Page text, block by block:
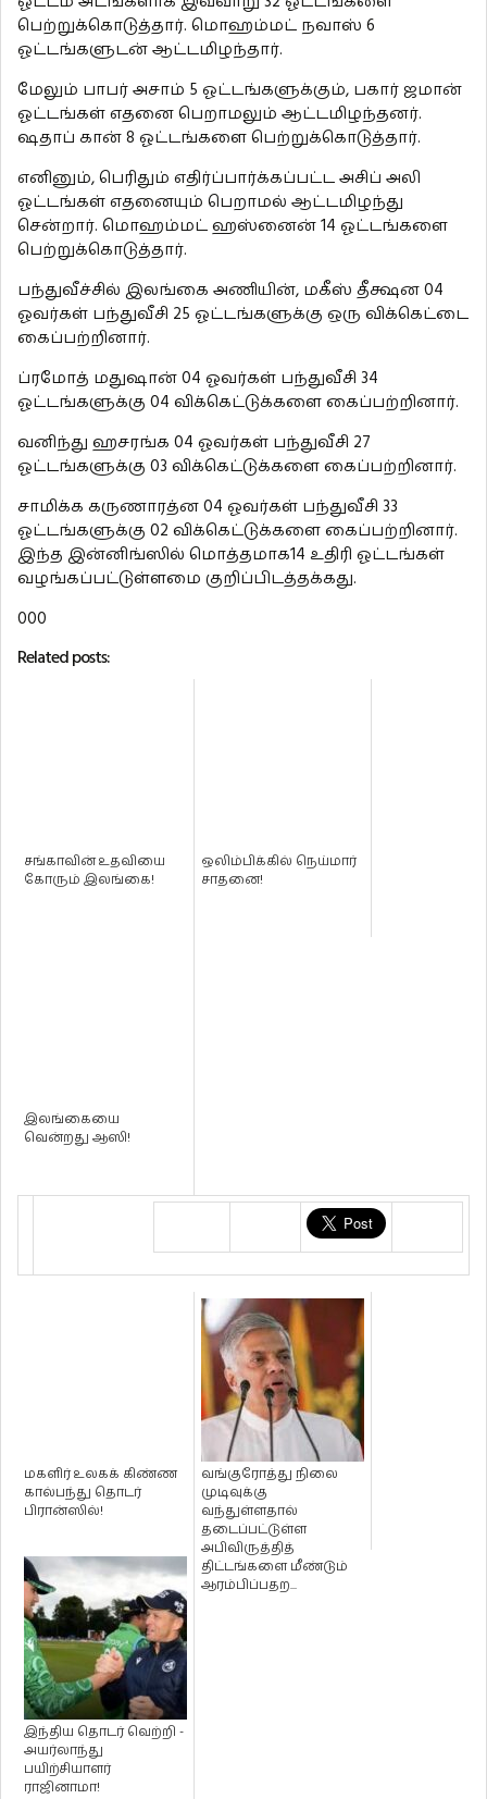
பெற்றுக்கொடுத்தார். மொஹம்மட் நவாஸ் 6
ஓட்டங்களுடன் ஆட்டமிழந்தார்.
மேலும் பாபர் அசாம் 5 ஓட்டங்களுக்கும், பகார் ஜமான்
ஓட்டங்கள் எதனை பெறாமலும் ஆட்டமிழந்தனர்.
ஷதாப் கான் 8 ஓட்டங்களை பெற்றுக்கொடுத்தார்.
எனினும், பெரிதும் எதிர்ப்பார்க்கப்பட்ட அசிப் அலி
ஓட்டங்கள் எதனையும் பெறாமல் ஆட்டமிழந்து
சென்றார். மொஹம்மட் ஹஸ்னைன் 14 ஓட்டங்களை
பெற்றுக்கொடுத்தார்.
பந்துவீச்சில் இலங்கை அணியின், மகீஸ் தீக்ஷன 04
ஓவர்கள் பந்துவீசி 25 ஓட்டங்களுக்கு ஒரு விக்கெட்டை
கைப்பற்றினார்.
ப்ரமோத் மதுஷான் 04 ஓவர்கள் பந்துவீசி 34
ஓட்டங்களுக்கு 04 விக்கெட்டுக்களை கைப்பற்றினார்.
வனிந்து ஹசரங்க 04 ஓவர்கள் பந்துவீசி 27
ஓட்டங்களுக்கு 03 விக்கெட்டுக்களை கைப்பற்றினார்.
சாமிக்க கருணாரத்ன 04 ஓவர்கள் பந்துவீசி 33
ஓட்டங்களுக்கு 02 விக்கெட்டுக்களை கைப்பற்றினார்.
இந்த இன்னிங்ஸில் மொத்தமாக14 உதிரி ஓட்டங்கள்
வழங்கப்பட்டுள்ளமை குறிப்பிடத்தக்கது.
000
Related posts:
சங்காவின் உதவியை
கோரும் இலங்கை!
ஒலிம்பிக்கில் நெய்மார்
சாதனை!
இலங்கையை
வென்றது ஆஸி!
மகளிர் உலகக் கிண்ண
கால்பந்து தொடர்
பிரான்ஸில்!
வங்குரோத்து நிலை
முடிவுக்கு
வந்துள்ளதால்
தடைப்பட்டுள்ள
அபிவிருத்தித்
திட்டங்களை மீண்டும்
ஆரம்பிப்பதற...
இந்திய தொடர் வெற்றி -
அயர்லாந்து
பயிற்சியாளர்
ராஜினாமா!